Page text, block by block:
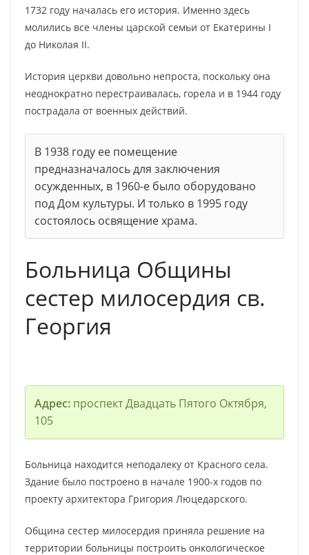
1732 году началась его история. Именно здесь
молились все члены царской семьи от Екатерины I
до Николая II.
История церкви довольно непроста, поскольку она
неоднократно перестраивалась, горела и в 1944 году
пострадала от военных действий.
В 1938 году ее помещение
предназначалось для заключения
осужденных, в 1960-е было оборудовано
под Дом культуры. И только в 1995 году
состоялось освящение храма.
Больница Общины
сестер милосердия св.
Георгия
Адрес:проспект Двадцать Пятого Октября,
105
Больница находится неподалеку от Красного села.
Здание было построено в начале 1900-х годов по
проекту архитектора Григория Люцедарского.
Община сестер милосердия приняла решение на
территории больницы построить онкологическое